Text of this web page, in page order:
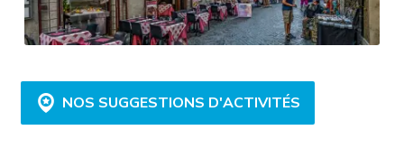
NOS SUGGESTIONS D'ACTIVITÉS